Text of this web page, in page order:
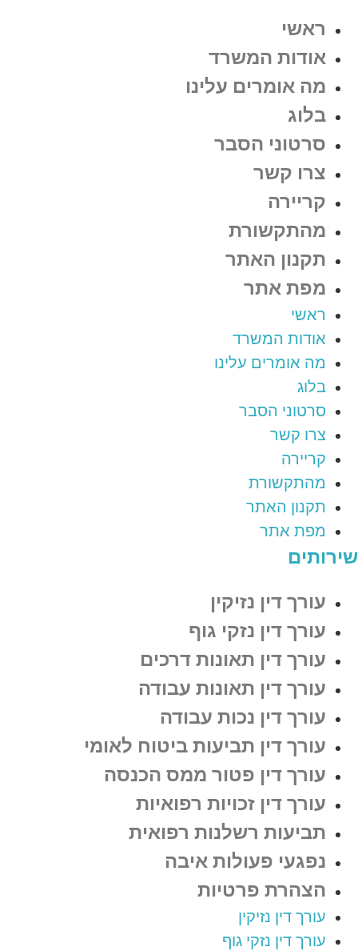
ראשי
אודות המשרד
מה אומרים עלינו
בלוג
סרטוני הסבר
צרו קשר
קריירה
מהתקשורת
תקנון האתר
מפת אתר
ראשי
אודות המשרד
מה אומרים עלינו
בלוג
סרטוני הסבר
צרו קשר
קריירה
מהתקשורת
תקנון האתר
מפת אתר
שירותים
עורך דין נזיקין
עורך דין נזקי גוף
עורך דין תאונות דרכים
עורך דין תאונות עבודה
עורך דין נכות עבודה
עורך דין תביעות ביטוח לאומי
עורך דין פטור ממס הכנסה
עורך דין זכויות רפואיות
תביעות רשלנות רפואית
נפגעי פעולות איבה
הצהרת פרטיות
עורך דין נזיקין
עורך דין נזקי גוף